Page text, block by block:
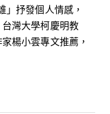
」抒發個人情感，
台灣大學柯慶明教
楊小雲專文推薦，